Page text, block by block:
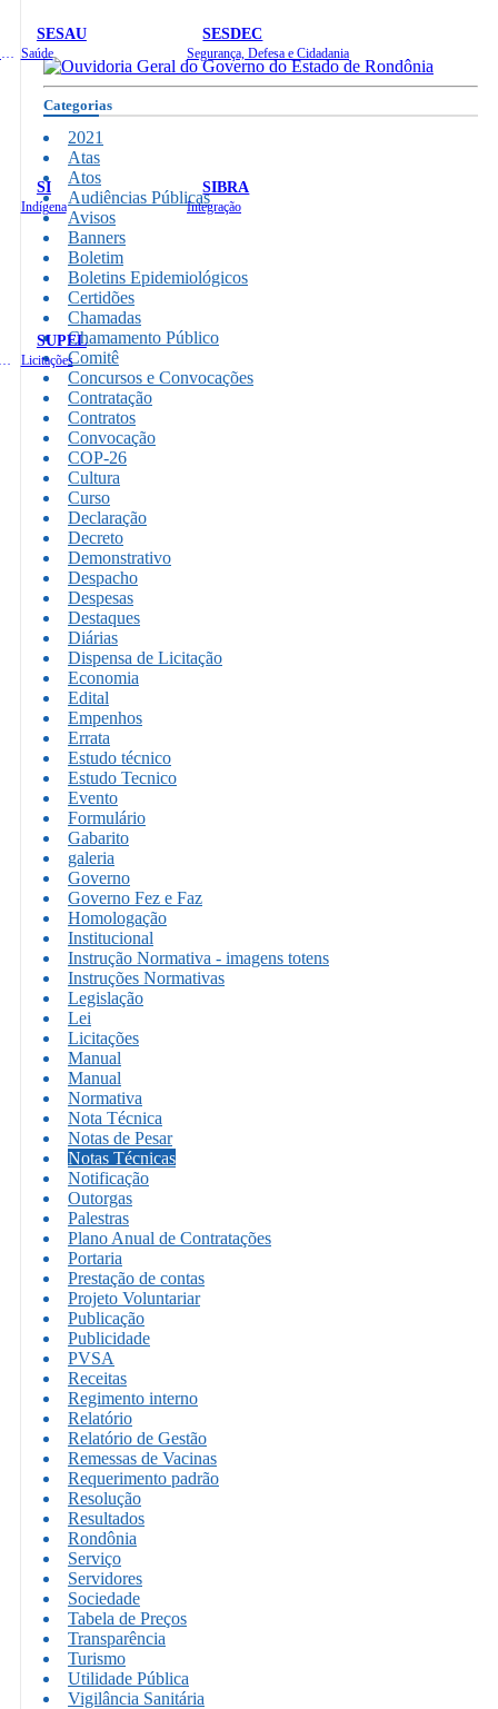
SESAU
Saúde
SESDEC
Segurança, Defesa e Cidadania
SI
Indígena
SIBRA
Integração
SUPEL
Licitações
Categorias
2021
Atas
Atos
Audiências Públicas
Avisos
Banners
Boletim
Boletins Epidemiológicos
Certidões
Chamadas
Chamamento Público
Comitê
Concursos e Convocações
Contratação
Contratos
Convocação
COP-26
Cultura
Curso
Declaração
Decreto
Demonstrativo
Despacho
Despesas
Destaques
Diárias
Dispensa de Licitação
Economia
Edital
Empenhos
Errata
Estudo técnico
Estudo Tecnico
Evento
Formulário
Gabarito
galeria
Governo
Governo Fez e Faz
Homologação
Institucional
Instrução Normativa - imagens totens
Instruções Normativas
Legislação
Lei
Licitações
Manual
Manual
Normativa
Nota Técnica
Notas de Pesar
Notas Técnicas
Notificação
Outorgas
Palestras
Plano Anual de Contratações
Portaria
Prestação de contas
Projeto Voluntariar
Publicação
Publicidade
PVSA
Receitas
Regimento interno
Relatório
Relatório de Gestão
Remessas de Vacinas
Requerimento padrão
Resolução
Resultados
Rondônia
Serviço
Servidores
Sociedade
Tabela de Preços
Transparência
Turismo
Utilidade Pública
Vigilância Sanitária